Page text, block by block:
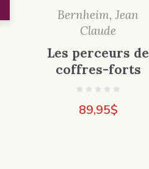
Bernheim, Jean
Claude
Les perceurs de
coffres-forts
89,95$